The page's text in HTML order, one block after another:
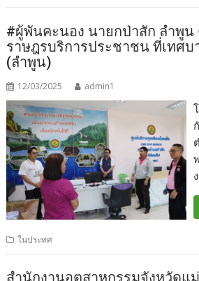
#ผู้พันคะนอง นายกป่าสัก ลำพูน
ราษฎรบริการประชาชน ที่เทศบ
(ลำพูน)
12/03/2025 admin1
ในประทศ